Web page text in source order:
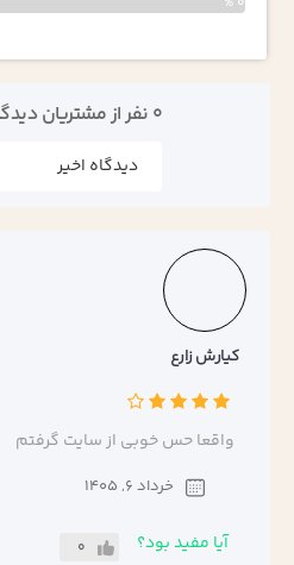
0 نفر از مشتریان دیدگاه ثبت کرده‌اند
کیارش زارع
واقعا حس خوبی از سایت گرفتم
خرداد 6, 1405
آیا مفید بود؟ 0